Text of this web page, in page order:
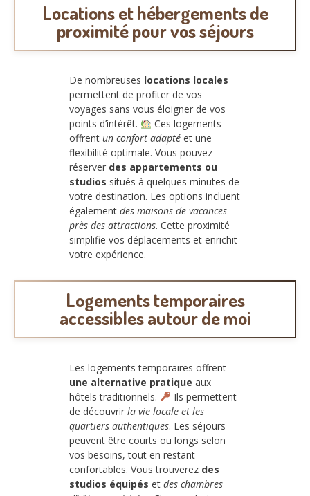
Locations et hébergements de
proximité pour vos séjours
De nombreuses locations locales
permettent de profiter de vos
voyages sans vous éloigner de vos
points d’intérêt.
Ces logements
offrent un confort adapté et une
flexibilité optimale. Vous pouvez
réserver des appartements ou
studios situés à quelques minutes de
votre destination. Les options incluent
également des maisons de vacances
près des attractions. Cette proximité
simplifie vos déplacements et enrichit
votre expérience.
Logements temporaires
accessibles autour de moi
Les logements temporaires offrent
une alternative pratique aux
hôtels traditionnels.
Ils permettent
de découvrir la vie locale et les
quartiers authentiques. Les séjours
peuvent être courts ou longs selon
vos besoins, tout en restant
confortables. Vous trouverez des
studios équipés et des chambres